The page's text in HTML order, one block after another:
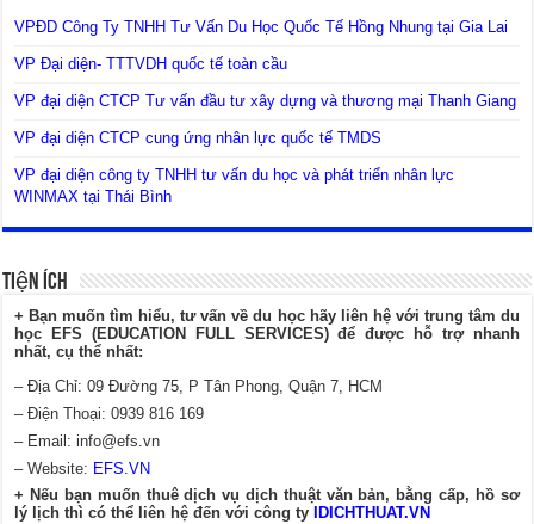
VPĐD Công Ty TNHH Tư Vấn Du Học Quốc Tế Hồng Nhung tại Gia Lai
VP Đại diện- TTTVDH quốc tế toàn cầu
VP đại diện CTCP Tư vấn đầu tư xây dựng và thương mại Thanh Giang
VP đại diện CTCP cung ứng nhân lực quốc tế TMDS
VP đại diện công ty TNHH tư vấn du học và phát triển nhân lực
WINMAX tại Thái Bình
Tiện Ích
+ Bạn muốn tìm hiểu, tư vấn về du học hãy liên hệ với trung tâm du
học EFS (EDUCATION FULL SERVICES) để được hỗ trợ nhanh
nhất, cụ thể nhất:
– Địa Chỉ: 09 Đường 75, P Tân Phong, Quận 7, HCM
– Điện Thoại: 0939 816 169
– Email:info@efs.vn
– Website: EFS.VN
+ Nếu bạn muốn thuê dịch vụ dịch thuật văn bản, bằng cấp, hồ sơ
lý lịch thì có thể liên hệ đến với công ty
IDICHTHUAT.VN